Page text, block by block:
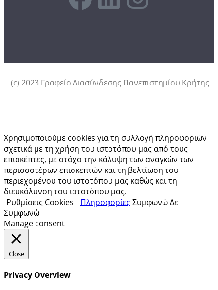
(c) 2023 Γραφείο Διασύνδεσης Πανεπιστημίου Κρήτης
Χρησιμοποιούμε cookies για τη συλλογή πληροφοριών
σχετικά με τη χρήση του ιστοτόπου μας από τους
επισκέπτες, με στόχο την κάλυψη των αναγκών των
περισσοτέρων επισκεπτών και τη βελτίωση του
περιεχομένου του ιστοτόπου μας καθώς και τη
διευκόλυνση του ιστοτόπου μας.
Ρυθμίσεις Cookies
ΠληροφορίεςΣυμφωνώΔε
Συμφωνώ
Manage consent
Close
Privacy Overview